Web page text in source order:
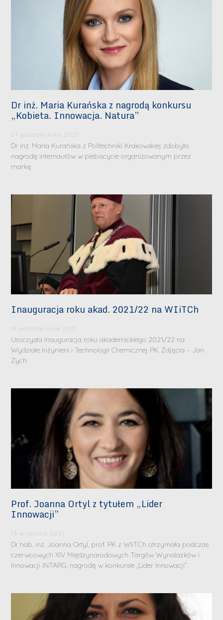
Dr inż. Maria Kurańska z nagrodą konkursu
„Kobieta. Innowacja. Natura”
27 października 2021
Dr inż. Maria Kurańska z Politechniki Krakowskiej zdobyła
nagrodę internautów w plebiscycie organizowanym przez
markę
Inauguracja roku akad. 2021/22 na WIiTCh
14 października 2021
Uroczysta inauguracja roku akademickiego 2021/22 na
Wydziale Inżynierii i Technologii Chemicznej PK. Zdjęcia – Jan
Zych.
Prof. Joanna Ortyl z tytułem „Lider
Innowacji”
13 września 2021
Dr hab. inż. Joanna Ortyl, prof. PK z WIiTCh otrzymała podczas
czerwcowych XIV Międzynarodowych Targów Wynalazków i
Innowacji INTARG, nagrodę w konkursie „Lider Innowacji”.